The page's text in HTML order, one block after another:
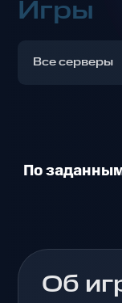
Игры
Все серверы
По
Об